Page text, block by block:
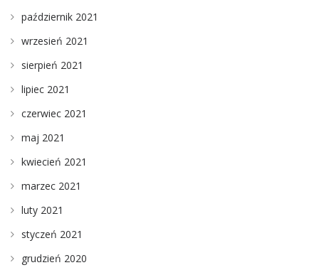
październik 2021
wrzesień 2021
sierpień 2021
lipiec 2021
czerwiec 2021
maj 2021
kwiecień 2021
marzec 2021
luty 2021
styczeń 2021
grudzień 2020